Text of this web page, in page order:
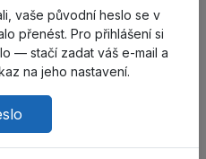
Velmi nízká tvrdost
efekt&quot;, aniž by
těla uživatele ve všech
látkou.
odolný do 200 J
ochranná deska PEP -
vaše původní heslo se v
přenést. Pro přihlášení si
— stačí zadat váš e-mail a
na jeho nastavení.